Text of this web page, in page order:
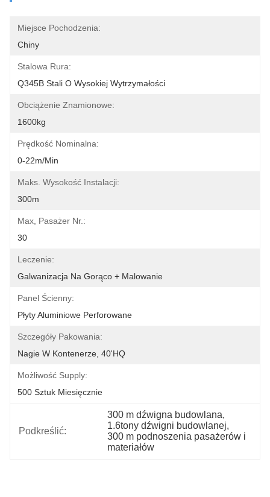
Miejsce Pochodzenia:
Chiny
Stalowa Rura:
Q345B Stali O Wysokiej Wytrzymałości
Obciążenie Znamionowe:
1600kg
Prędkość Nominalna:
0-22m/min
Maks. Wysokość Instalacji:
300m
Max, Pasażer Nr.:
30
Leczenie:
Galwanizacja Na Gorąco + Malowanie
Panel Ścienny:
Płyty Aluminiowe Perforowane
Szczegóły Pakowania:
Nagie W Kontenerze, 40'HQ
Możliwość Supply:
500 Sztuk Miesięcznie
Podkreślić:
300 m dźwigna budowlana,
1.6tony dźwigni budowlanej,
300 m podnoszenia pasażerów i
materiałów